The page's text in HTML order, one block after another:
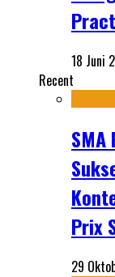
18 Juni
Recent
Prix
29